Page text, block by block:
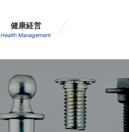
健康経営
Health Management